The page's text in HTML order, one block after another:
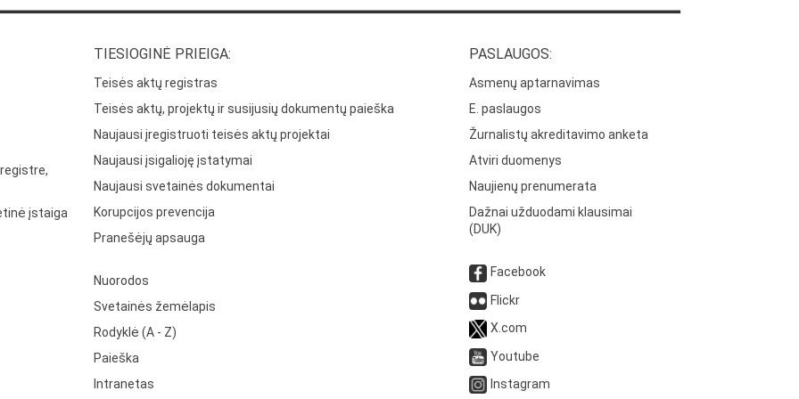
įstaiga
TIESIOGINĖ PRIEIGA:
Teisės aktų registras
Teisės aktų, projektų ir susijusių dokumentų paieška
Naujausi įregistruoti teisės aktų projektai
Naujausi įsigalioję įstatymai
Naujausi svetainės dokumentai
Korupcijos prevencija
Pranešėjų apsauga
Nuorodos
Svetainės žemėlapis
Rodyklė (A - Z)
Paieška
Intranetas
PASLAUGOS:
Asmenų aptarnavimas
E. paslaugos
Žurnalistų akreditavimo anketa
Atviri duomenys
Naujienų prenumerata
Dažnai užduodami klausimai
(DUK)
Facebook
Flickr
X.com
Youtube
Instagram